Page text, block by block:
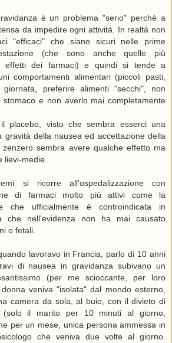
è un problema "serio" perchè a
da impedire ogni attività. In realtà non
"efficaci" che siano sicuri nelle prime
(che sono anche quelle più
effetti dei farmaci) e quindi si tende a
comportamenti alimentari (piccoli pasti,
giornata, preferire alimenti "secchi", non
stomaco e non averlo mai completamente
placebo, visto che sembra esserci una
gravità della nausea ed accettazione della
zenzero sembra avere qualche effetto ma
lievi-medie.
si ricorre all'ospedalizzazione con
di farmaci molto più attivi come la
che ufficialmente è controindicata in
che nell'evidenza non ha mai causato
o fetali.
lavoravo in Francia, parlo di 10 anni
di nausea in gravidanza subivano un
(per me scioccante, per loro
veniva "isolata" dal mondo esterno,
camera da sola, al buio, con il divieto di
(solo il marito per 10 minuti al giorno,
per un mese, unica persona ammessa in
che veniva due volte al giorno.